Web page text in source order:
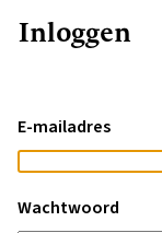
Kruimelpad
Inloggen
E-mailadres
Wachtwoord